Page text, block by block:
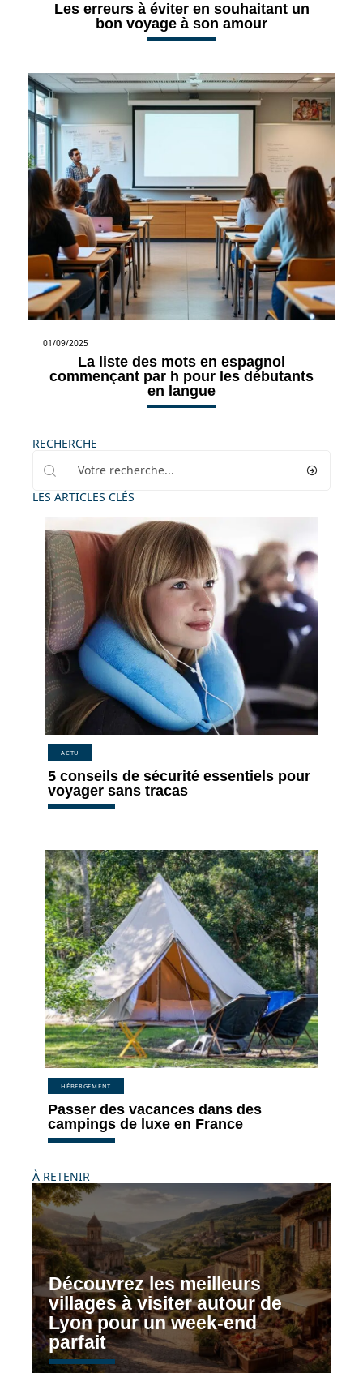
Les erreurs à éviter en souhaitant un
bon voyage à son amour
01/09/2025
La liste des mots en espagnol
commençant par h pour les débutants
en langue
RECHERCHE
LES ARTICLES CLÉS
ACTU
5 conseils de sécurité essentiels pour
voyager sans tracas
HÉBERGEMENT
Passer des vacances dans des
campings de luxe en France
À RETENIR
Découvrez les meilleurs
villages à visiter autour de
Lyon pour un week-end
parfait